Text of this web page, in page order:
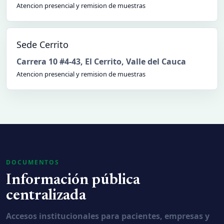
Atencion presencial y remision de muestras
Sede Cerrito
Carrera 10 #4-43, El Cerrito, Valle del Cauca
Atencion presencial y remision de muestras
DOCUMENTOS
Información pública
centralizada
Accesos institucionales para pacientes, empresas y